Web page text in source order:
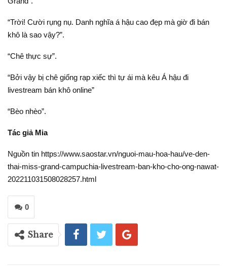
“Trời! Cười rụng nụ. Danh nghĩa á hậu cao đẹp mà giờ đi bán
khô là sao vậy?”.
“Chê thực sự”.
“Bởi vậy bị chê giống rạp xiếc thì tự ái mà kêu Á hậu đi
livestream bán khô online”
“Bèo nhèo”.
Tác giả Mia
Nguồn tin https://www.saostar.vn/nguoi-mau-hoa-hau/ve-den-
thai-miss-grand-campuchia-livestream-ban-kho-cho-ong-nawat-
202211031508028257.html
0
Share